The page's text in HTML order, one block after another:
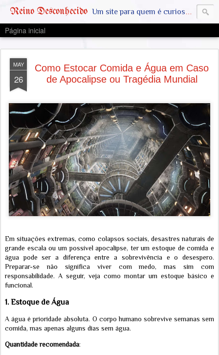
Reino Desconhecido Um site para quem é curioso e também quer estar ciente das notícias que geralmente não aparecem na grande mídia. Abram a mente, pensem fora da caixinha. SAIAM DA MATRIX !! A VERDADE ESTÁ LA FORA
Página inicial
MAY
26
Como Estocar Comida e Água em Caso
de Apocalipse ou Tragédia Mundial
Em situações extremas, como colapsos sociais, desastres naturais de
grande escala ou um possível apocalipse, ter um estoque de comida e
água pode ser a diferença entre a sobrevivência e o desespero.
Preparar-se não significa viver com medo, mas sim com
responsabilidade. A seguir, veja como montar um estoque básico e
funcional.
1.Estoque de Água
A água é prioridade absoluta. O corpo humano sobrevive semanas sem
comida, mas apenas alguns dias sem água.
Quantidade recomendada: